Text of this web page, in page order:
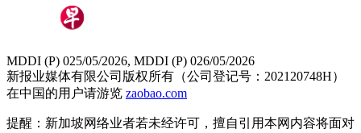
MDDI (P) 025/05/2026, MDDI (P) 026/05/2026
新报业媒体有限公司版权所有（公司登记号：202120748H）
在中国的用户请游览 zaobao.com
提醒：新加坡网络业者若未经许可，擅自引用本网内容将面对